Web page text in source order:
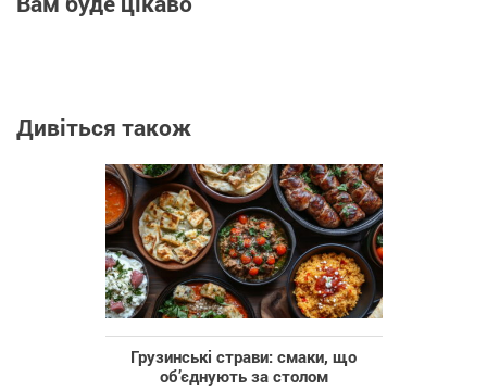
Дивіться також
Грузинські страви: смаки, що
об’єднують за столом